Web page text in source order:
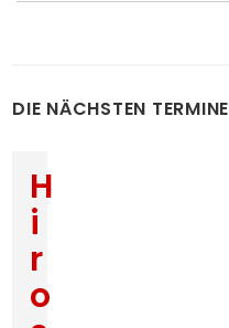
DIE NÄCHSTEN TERMINE
H
i
r
o